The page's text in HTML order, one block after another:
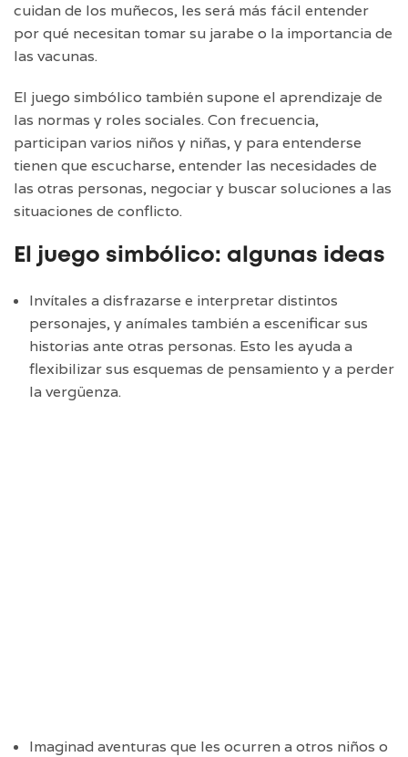
cuidan de los muñecos, les será más fácil entender
por qué necesitan tomar su jarabe o la importancia de
las vacunas.
El juego simbólico también supone el aprendizaje de
las normas y roles sociales. Con frecuencia,
participan varios niños y niñas, y para entenderse
tienen que escucharse, entender las necesidades de
las otras personas, negociar y buscar soluciones a las
situaciones de conflicto.
El juego simbólico: algunas ideas
Invítales a disfrazarse e interpretar distintos
personajes, y anímales también a escenificar sus
historias ante otras personas. Esto les ayuda a
flexibilizar sus esquemas de pensamiento y a perder
la vergüenza.
Imaginad aventuras que les ocurren a otros niños o